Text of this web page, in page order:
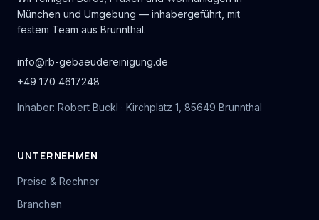
München und Umgebung — inhabergeführt, mit
festem Team aus Brunnthal.
info@rb-gebaeudereinigung.de
+49 170 4617248
Inhaber: Robert Buckl · Kirchplatz 1, 85649 Brunnthal
UNTERNEHMEN
Preise & Rechner
Branchen